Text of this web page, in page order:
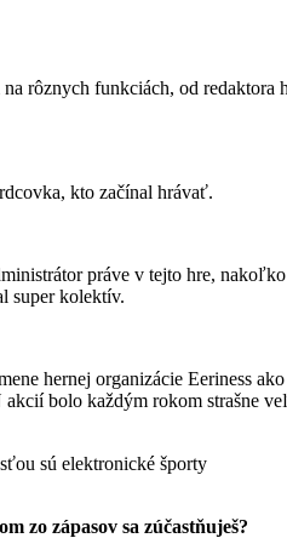
rôznych funkciách, od redaktora
kto začínal hrávať.
práve v tejto hre,
super kolektív.
hernej organizácie Eeriness
bolo každým rokom strašne
zo zápasov sa zúčastňuješ?